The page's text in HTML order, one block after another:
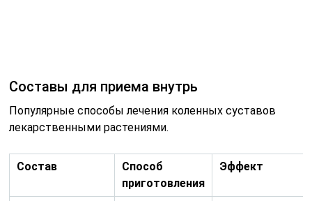
Составы для приема внутрь
Популярные способы лечения коленных суставов
лекарственными растениями.
Состав
Способ
приготовления
Эффект